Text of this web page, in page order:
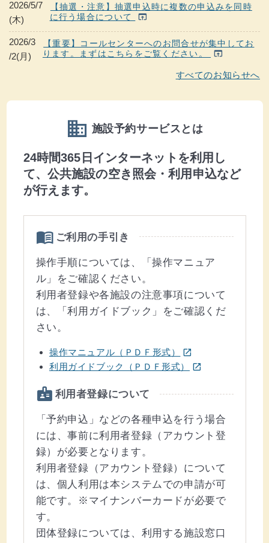
2026/5/7
(木)
【抽選・注意】抽選申込時に複数の申込みを同時
に行う場合について
open_in_browser
2026/3
/2(月)
【重要】コールセンターへのお問合せが集中してお
ります。まずはこちらをご覧ください。
open_in_browser
すべてのお知らせへ
domain 施設予約サービスとは
24時間365日インターネットを利用し
て、公共施設の空き照会・利用申込など
が行えます。
menu_book ご利用の手引き
操作手順については、「操作マニュア
ル」をご確認ください。
利用者登録や各施設の注意事項について
は、「利用ガイドブック」をご確認くだ
さい。
操作マニュアル（ＰＤＦ形式） open_in_new
利用ガイドブック（ＰＤＦ形式） open_in_new
badge 利用者登録について
「予約申込」などの各種申込を行う場合
には、事前に利用者登録（アカウント登
録）が必要となります。
利用者登録（アカウント登録）について
は、個人利用は本システムでの申請が可
能です。※マイナンバーカードが必要で
す。
団体登録については、利用する施設窓口